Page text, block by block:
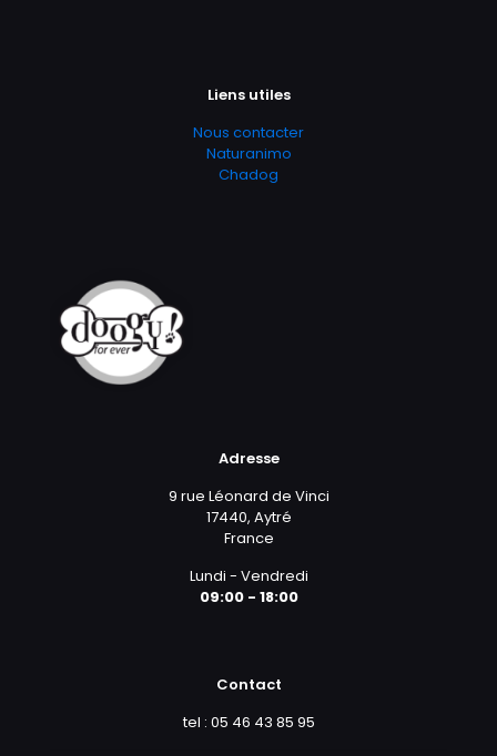
Liens utiles
Nous contacter
Naturanimo
Chadog
Adresse
9 rue Léonard de Vinci
17440, Aytré
France
Lundi - Vendredi
09:00 - 18:00
Contact
tel : 05 46 43 85 95